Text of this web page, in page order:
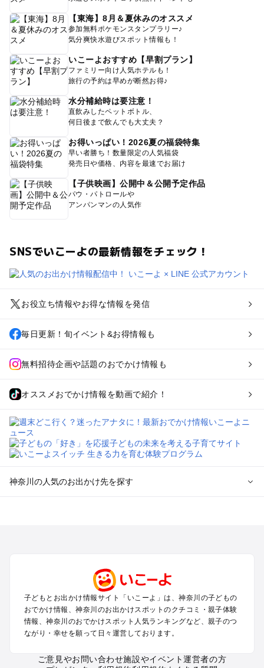
【東海】8月＆夏休みのオススメ
参加無料ポケモンスタンプラリー♪
気分爽快水遊びスポット情報も！
いこーよおすすめ【早割プラン】
ファミリー向け人気ホテルも！
旅行の予約は早めが断然お得♪
水分補給時は要注意！
直飲みしたペットボトル、
何日後まで飲んでも大丈夫？
お得いっぱい！2026夏の福袋特集
早い者勝ち！数量限定の人気福袋
発売日や価格、内容を最速でお届け
【子供映画】公開中＆公開予定作品
パウ・パトロールや
アンパンマンの人気作
SNSでいこーよの最新情報をチェック！
お役立ち情報やお得な情報を発信
毎日更新！旬イベント&お得情報も
無料招待企画や話題のおでかけ情報も
オススメおでかけ情報を動画で紹介！
神奈川の人気のお出かけ先を探す
小田原・熱海・湯河原・真鶴のプールお出かけ
町田・相模原・愛川・上野原のプールお出かけ
新横浜・港北エリア・日吉・青葉台・鶴見のプールお出かけ
川崎のプールお出かけ
海老名・厚木のプールお出かけ
箱根（湯本・強羅・小涌谷・仙石原・芦ノ湖）のプールお出か
子どもとお出かけ情報サイト「いこーよ」は、神奈川の子どもの
おでかけ情報、神奈川のお出かけスポットのクチコミ・親子体験
情報、神奈川のおでかけスポット人気ランキングなど、親子のつ
ながり・幸せを願って日々運営しております。
ご意見やお問い合わせ施設やイベント運営者の方